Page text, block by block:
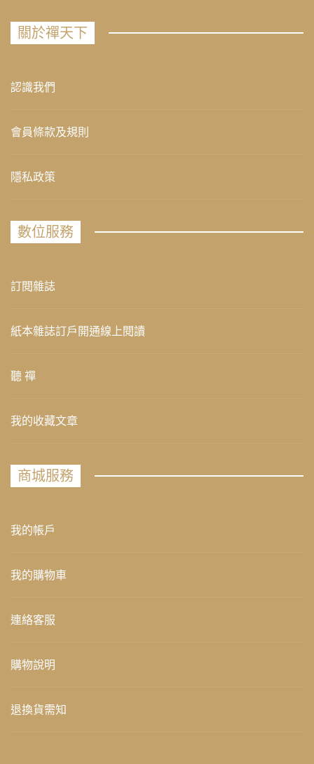
關於禪天下
認識我們
會員條款及規則
隱私政策
數位服務
訂閱雜誌
紙本雜誌訂戶開通線上閱讀
聽 禪
我的收藏文章
商城服務
我的帳戶
我的購物車
連絡客服
購物說明
退換貨需知